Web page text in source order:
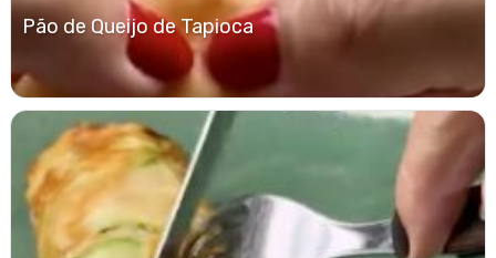
Pão de Queijo de Tapioca